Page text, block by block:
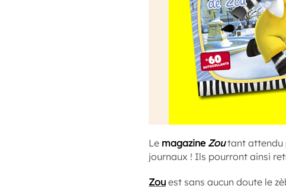
Le magazine Zoutant attendu
journaux ! Ils pourront ainsi
Zou est sans aucun doute le